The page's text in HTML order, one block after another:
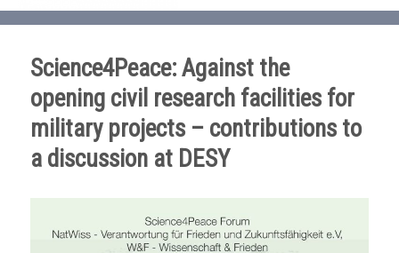
Initiative
Science4Peace: Against the
opening civil research facilities for
military projects – contributions to
a discussion at DESY